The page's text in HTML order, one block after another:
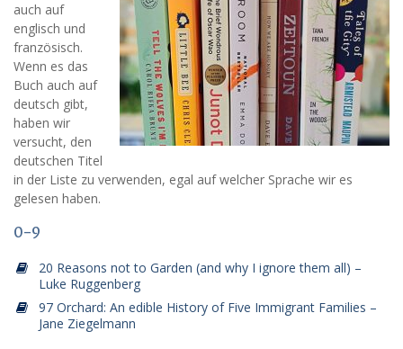
auch auf
englisch und
französisch.
Wenn es das
Buch auch auf
deutsch gibt,
haben wir
versucht, den
deutschen Titel
in der Liste zu verwenden, egal auf welcher Sprache wir es
gelesen haben.
0-9
20 Reasons not to Garden (and why I ignore them all) –
Luke Ruggenberg
97 Orchard: An edible History of Five Immigrant Families –
Jane Ziegelmann